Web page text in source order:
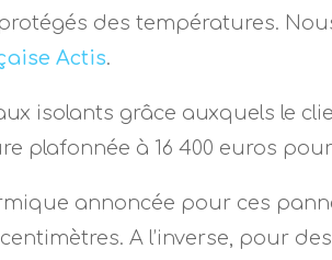
des températures.
Actis.
isolants grâce auxquels le
plafonnée à 16 400 euros
annoncée pour ces
A l’inverse, pour